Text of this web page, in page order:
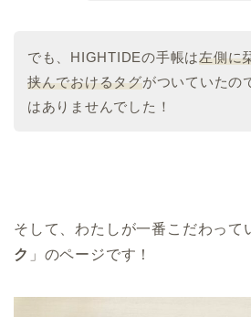
でも、HIGHTIDEの手帳は左側に
挟んでおけるタグがついていたの
はありませんでした！
そして、わたしが一番こだわって
ク 」のページです！